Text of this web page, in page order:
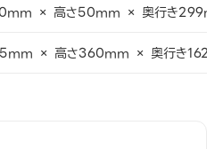
× 高さ50mm × 奥行き
× 高さ360mm × 奥行き